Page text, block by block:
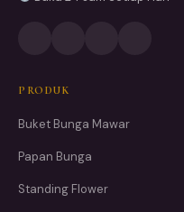
PRODUK
Buket Bunga Mawar
Papan Bunga
Standing Flower